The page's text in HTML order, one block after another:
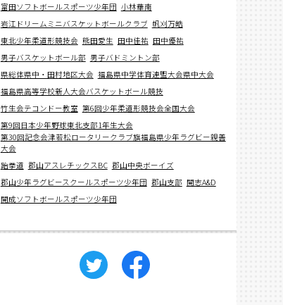
富田ソフトボールスポーツ少年団 小林華南
岩江ドリームミニバスケットボールクラブ 帆刈万皓
東北少年柔道形競技会 熊田愛生 田中佳祐 田中優祐
男子バスケットボール部 男子バドミントン部
県総体県中・田村地区大会 福島県中学体育連盟大会県中大会
福島県高等学校新人大会バスケットボール競技
竹生会テコンドー教室 第6回少年柔道形競技会全国大会
第9回日本少年野球東北支部1年生大会
第30回記念会津若松ロータリークラブ旗福島県少年ラグビー親善
大会
跆拳道 郡山アスレチックスBC 郡山中央ボーイズ
郡山少年ラグビースクールスポーツ少年団 郡山支部 開志A&D
開成ソフトボールスポーツ少年団